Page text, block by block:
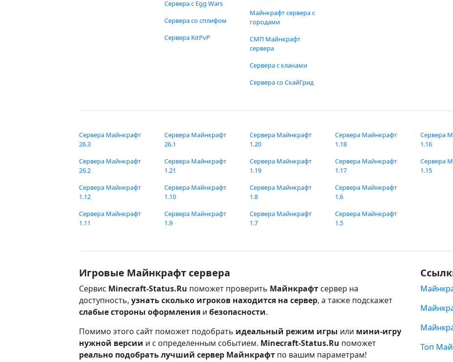
Сервера с Egg Wars
Сервера со сплифом
Сервера KitPvP
Майнкрафт сервера с
городами
СМП Майнкрафт
сервера
Сервера с кланами
Сервера со СкайГрид
Сервера Майнкрафт
26.3
Сервера Майнкрафт
26.2
Сервера Майнкрафт
26.1
Сервера Майнкрафт
1.21
Сервера Майнкрафт
1.20
Сервера Майнкрафт
1.19
Сервера Майнкрафт
1.18
Сервера Майнкрафт
1.17
Сервера
1.16
Сервера
1.15
Сервера Майнкрафт
1.12
Сервера Майнкрафт
1.11
Сервера Майнкрафт
1.10
Сервера Майнкрафт
1.9
Сервера Майнкрафт
1.8
Сервера Майнкрафт
1.7
Сервера Майнкрафт
1.6
Сервера Майнкрафт
1.5
Игровые Майнкрафт сервера
Сервис Minecraft-Status.Ru поможет проверить Майнкрафт сервер на
доступность, узнать сколько игроков находится на сервер, а также подскажет
слабые стороны оформления и безопасности.
Помимо этого сайт поможет подобрать идеальный режим игры или мини-игру
нужной версии и с определенным событием. Minecraft-Status.Ru поможет
реально подобрать лучший сервер Майнкрафт по вашим параметрам!
Топ